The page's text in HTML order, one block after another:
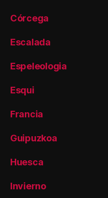
Córcega
Escalada
Espeleologia
Esqui
Francia
Guipuzkoa
Huesca
Invierno